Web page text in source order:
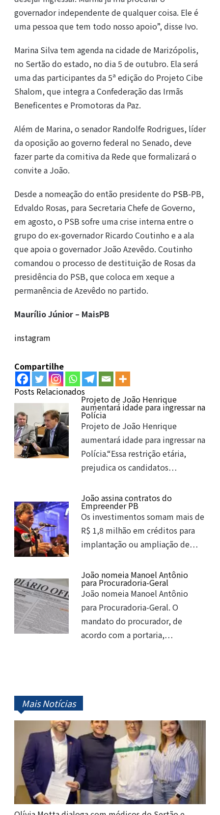
governador independente de qualquer coisa. Ele é
uma pessoa que tem todo nosso apoio”, disse Ivo.
Marina Silva tem agenda na cidade de Marizópolis,
no Sertão do estado, no dia 5 de outubro. Ela será
uma das participantes da 5ª edição do Projeto Cibe
Shalom, que integra a Confederação das Irmãs
Beneficentes e Promotoras da Paz.
Além de Marina, o senador Randolfe Rodrigues, líder
da oposição ao governo federal no Senado, deve
fazer parte da comitiva da Rede que formalizará o
convite a João.
Desde a nomeação do então presidente do PSB-PB,
Edvaldo Rosas, para Secretaria Chefe de Governo,
em agosto, o PSB sofre uma crise interna entre o
grupo do ex-governador Ricardo Coutinho e a ala
que apoia o governador João Azevêdo. Coutinho
comandou o processo de destituição de Rosas da
presidência do PSB, que coloca em xeque a
permanência de Azevêdo no partido.
Maurílio Júnior – MaisPB
instagram
Compartilhe
Posts Relacionados
Projeto de João Henrique
aumentará idade para ingressar na
Polícia
Projeto de João Henrique
aumentará idade para ingressar na
Polícia.“Essa restrição etária,
prejudica os candidatos…
João assina contratos do
Empreender PB
Os investimentos somam mais de
R$ 1,8 milhão em créditos para
implantação ou ampliação de…
João nomeia Manoel Antônio
para Procuradoria-Geral
João nomeia Manoel Antônio
para Procuradoria-Geral. O
mandato do procurador, de
acordo com a portaria,…
Mais Notícias